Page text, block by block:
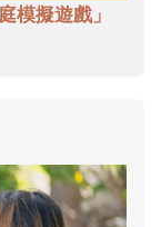
模擬遊戲」